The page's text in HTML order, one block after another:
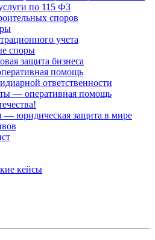
по 115 ФЗ
споров
учета
споры
защита бизнеса
помощь
ответственности
— оперативная помощь
юридическая защита в мире
кейсы